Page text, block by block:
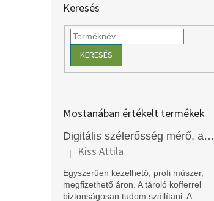
Keresés
KERESÉS
Mostanában értékelt termékek
Digitális szélerősség mérő, anemométer, EM2250
A termék értékelése 5-ből 5 csillag.
| Kiss Attila
Egyszerűen kezelhető, profi műszer,
megfizethető áron. A tároló kofferrel
biztonságosan tudom szállítani. A